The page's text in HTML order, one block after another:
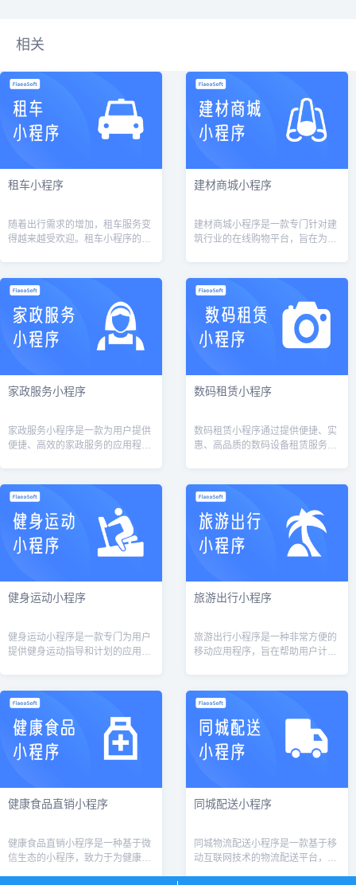
相关
租车小程序
随着出行需求的增加，租车服务变
得越来越受欢迎。租车小程序的开
小程序的核...
建材商城小程序
建材商城小程序是一款专门针对建
筑行业的在线购物平台，旨在为建
商...
家政服务小程序
家政服务小程序是一款为用户提供
便捷、高效的家政服务的应用程
将详细介绍该...
数码租赁小程序
数码租赁小程序通过提供便捷、实
惠、高品质的数码设备租赁服务，
可以通过租...
健身运动小程序
健身运动小程序是一款专门为用户
提供健身运动指导和计划的应用程
用户可以随...
旅游出行小程序
旅游出行小程序是一种非常方便的
移动应用程序，旨在帮助用户计划
等。此外，它还...
健康食品直销小程序
健康食品直销小程序是一种基于微
信生态的小程序，致力于为健康食
同城配送小程序
同城物流配送小程序是一款基于移
动互联网技术的物流配送平台，旨